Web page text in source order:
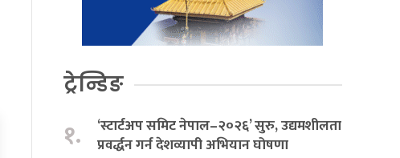
ट्रेन्डिङ
१.
‘स्टार्टअप समिट नेपाल–२०२६’ सुरु, उद्यमशीलता
प्रवर्द्धन गर्न देशव्यापी अभियान घोषणा